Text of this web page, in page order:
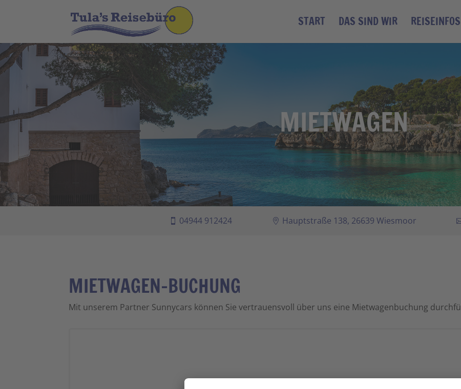
START DAS SIND WIR REISEINFOS
MIETWAGEN
 04944 912424  Hauptstraße 138, 26639 Wiesmoor
MIETWAGEN-BUCHUNG
Mit unserem Partner Sunnycars können Sie vertrauensvoll über uns eine Mietwagenbuchung